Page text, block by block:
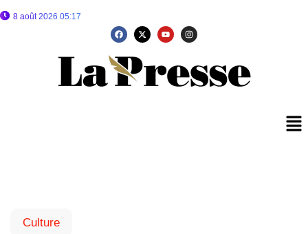
8 août 2026 05:17
Culture